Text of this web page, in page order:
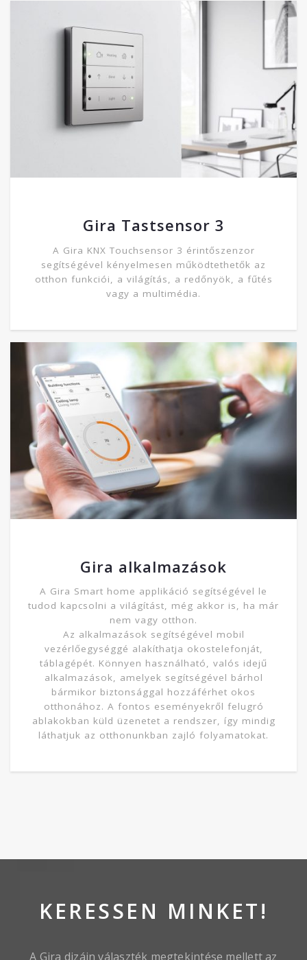
Gira Tastsensor 3
A Gira KNX Touchsensor 3 érintőszenzor
segítségével kényelmesen működtethetők az
otthon funkciói, a világítás, a redőnyök, a fűtés
vagy a multimédia.
Gira alkalmazások
A Gira Smart home applikáció segítségével le
tudod kapcsolni a világítást, még akkor is, ha már
nem vagy otthon.
Az alkalmazások segítségével mobil
vezérlőegységgé alakíthatja okostelefonját,
táblagépét. Könnyen használható, valós idejű
alkalmazások, amelyek segítségével bárhol
bármikor biztonsággal hozzáférhet okos
otthonához. A fontos eseményekről felugró
ablakokban küld üzenetet a rendszer, így mindig
láthatjuk az otthonunkban zajló folyamatokat.
KERESSEN MINKET!
A Gira dizájn választék megtekintése mellett az